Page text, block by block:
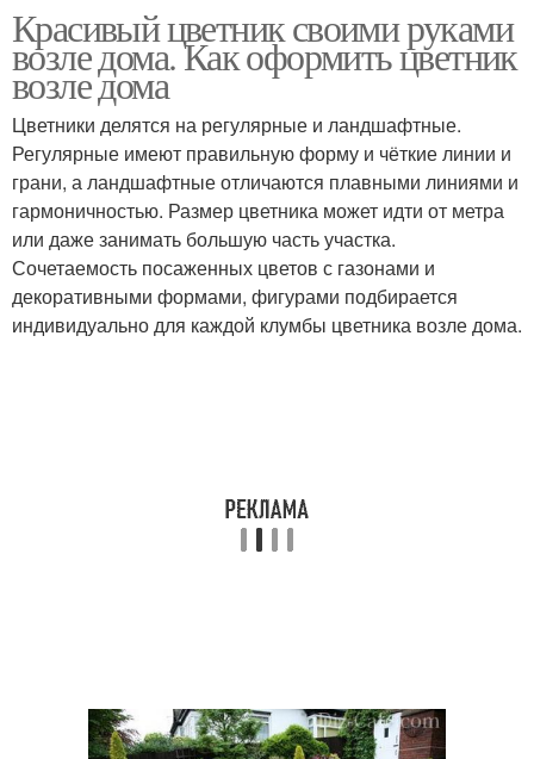
Красивый цветник своими руками
возле дома. Как оформить цветник
возле дома
Цветники делятся на регулярные и ландшафтные.
Регулярные имеют правильную форму и чёткие линии и
грани, а ландшафтные отличаются плавными линиями и
гармоничностью. Размер цветника может идти от метра
или даже занимать большую часть участка.
Сочетаемость посаженных цветов с газонами и
декоративными формами, фигурами подбирается
индивидуально для каждой клумбы цветника возле дома.